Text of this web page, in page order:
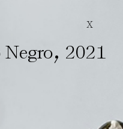
X
, 2021